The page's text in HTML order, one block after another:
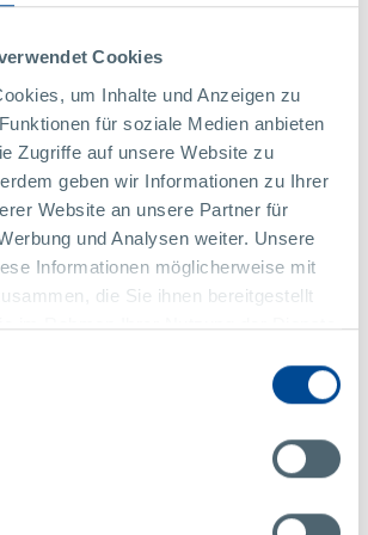
Cookies
um Inhalte und Anzeigen zu
für soziale Medien anbieten
Zugriffe auf unsere Website zu
geben wir Informationen zu Ihrer
Website an unsere Partner für
und Analysen weiter. Unsere
Informationen möglicherweise mit
die Sie ihnen bereitgestellt
im Rahmen Ihrer Nutzung der Dienste
intenzivně se člověk zabývá procesy,
protože právě tam se většinou
zvýšení hospodárnosti.
odpovědnost